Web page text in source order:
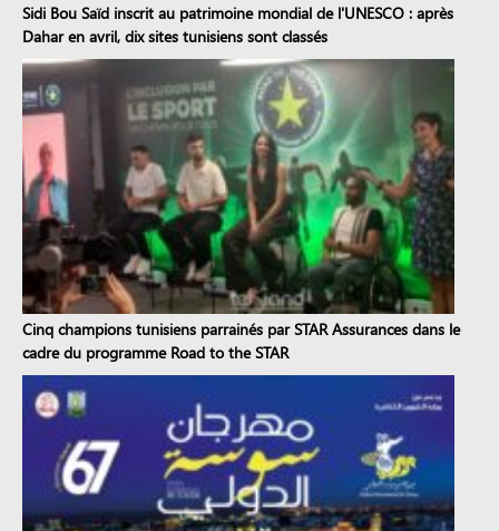
Sidi Bou Saïd inscrit au patrimoine mondial de l'UNESCO : après
Dahar en avril, dix sites tunisiens sont classés
Cinq champions tunisiens parrainés par STAR Assurances dans le
cadre du programme Road to the STAR